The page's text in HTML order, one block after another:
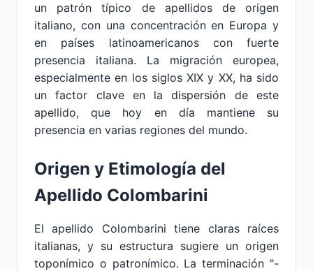
un patrón típico de apellidos de origen
italiano, con una concentración en Europa y
en países latinoamericanos con fuerte
presencia italiana. La migración europea,
especialmente en los siglos XIX y XX, ha sido
un factor clave en la dispersión de este
apellido, que hoy en día mantiene su
presencia en varias regiones del mundo.
Origen y Etimología del
Apellido Colombarini
El apellido Colombarini tiene claras raíces
italianas, y su estructura sugiere un origen
toponímico o patronímico. La terminación "-